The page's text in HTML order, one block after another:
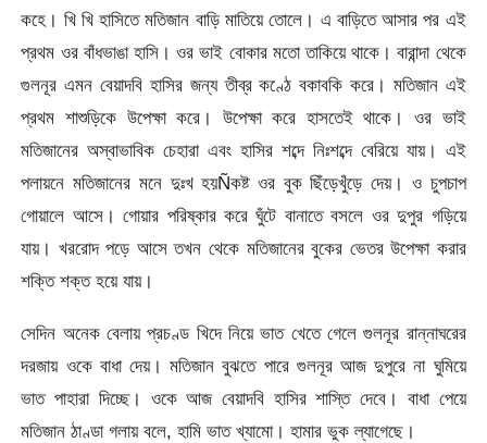
কহে। খি খি হাসিতে মতিজান বাড়ি মাতিয়ে তোলে। এ বাড়িতে আসার পর এই
প্রথম ওর বাঁধভাঙা হাসি। ওর ভাই বোকার মতো তাকিয়ে থাকে। বারান্দা থেকে
গুলনূর এমন বেয়াদবি হাসির জন্য তীব্র কণ্ঠে বকাবকি করে। মতিজান এই
প্রথম শাশুড়িকে উপেক্ষা করে। উপেক্ষা করে হাসতেই থাকে। ওর ভাই
মতিজানের অস্বাভাবিক চেহারা এবং হাসির শব্দে নিঃশব্দে বেরিয়ে যায়। এই
পলায়নে মতিজানের মনে দুঃখ হয়Ñকষ্ট ওর বুক ছিঁড়েখুঁড়ে দেয়। ও চুপচাপ
গোয়ালে আসে। গোয়ার পরিষ্কার করে ঘুঁটে বানাতে বসলে ওর দুপুর গড়িয়ে
যায়। খররোদ পড়ে আসে তখন থেকে মতিজানের বুকের ভেতর উপেক্ষা করার
শক্তি শক্ত হয়ে যায়।
সেদিন অনেক বেলায় প্রচণ্ড খিদে নিয়ে ভাত খেতে গেলে গুলনূর রান্নাঘরের
দরজায় ওকে বাধা দেয়। মতিজান বুঝতে পারে গুলনূর আজ দুপুরে না ঘুমিয়ে
ভাত পাহারা দিচ্ছে। ওকে আজ বেয়াদবি হাসির শাস্তি দেবে। বাধা পেয়ে
মতিজান ঠাণ্ডা গলায় বলে, হামি ভাত খ্যামো। হামার ভুক ল্যাগেছে।